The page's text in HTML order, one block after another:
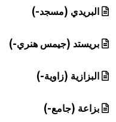
البريدي (مسجد-)
بريستد (جيمس هنري-)
البزازية (زاوية-)
بزاعة (جامع-)